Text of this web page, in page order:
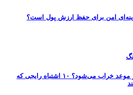
امن برای حفظ ارزش پول است؟
چرا باتری خودرو زودتر از موعد خراب می‌شود؟ ۱۰ اشتباه رایجی که